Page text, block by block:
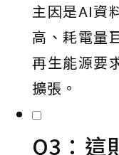
主因是AI資
高、耗電量
再生能源要
擴張。
Q3：這